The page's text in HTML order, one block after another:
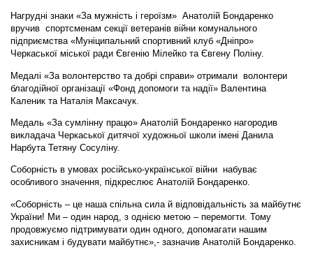
Нагрудні знаки «За мужність і героїзм» Анатолій Бондаренко
вручив спортсменам секції ветеранів війни комунального
підприємства «Муніципальний спортивний клуб «Дніпро»
Черкаської міської ради Євгенію Мілейко та Євгену Поліну.
Медалі «За волонтерство та добрі справи» отримали волонтери
благодійної організації «Фонд допомоги та надії» Валентина
Каленик та Наталія Максачук.
Медаль «За сумлінну працю» Анатолій Бондаренко нагородив
викладача Черкаської дитячої художньої школи імені Данила
Нарбута Тетяну Сосуліну.
Соборність в умовах російсько-української війни набуває
особливого значення, підкреслює Анатолій Бондаренко.
«Соборність – це наша спільна сила й відповідальність за майбутнє
України! Ми – один народ, з однією метою – перемогти. Тому
продовжуємо підтримувати один одного, допомагати нашим
захисникам і будувати майбутнє»,- зазначив Анатолій Бондаренко.